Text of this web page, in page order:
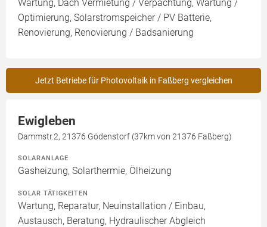
Wartung, Dach Vermietung / Verpachtung, Wartung /
Optimierung, Solarstromspeicher / PV Batterie,
Renovierung, Renovierung / Badsanierung
Jetzt Betriebe für Photovoltaik in Faßberg vergleichen
Ewigleben
Dammstr.2, 21376 Gödenstorf (37km von 21376 Faßberg)
SOLARANLAGE
Gasheizung, Solarthermie, Ölheizung
SOLAR TÄTIGKEITEN
Wartung, Reparatur, Neuinstallation / Einbau,
Austausch, Beratung, Hydraulischer Abgleich